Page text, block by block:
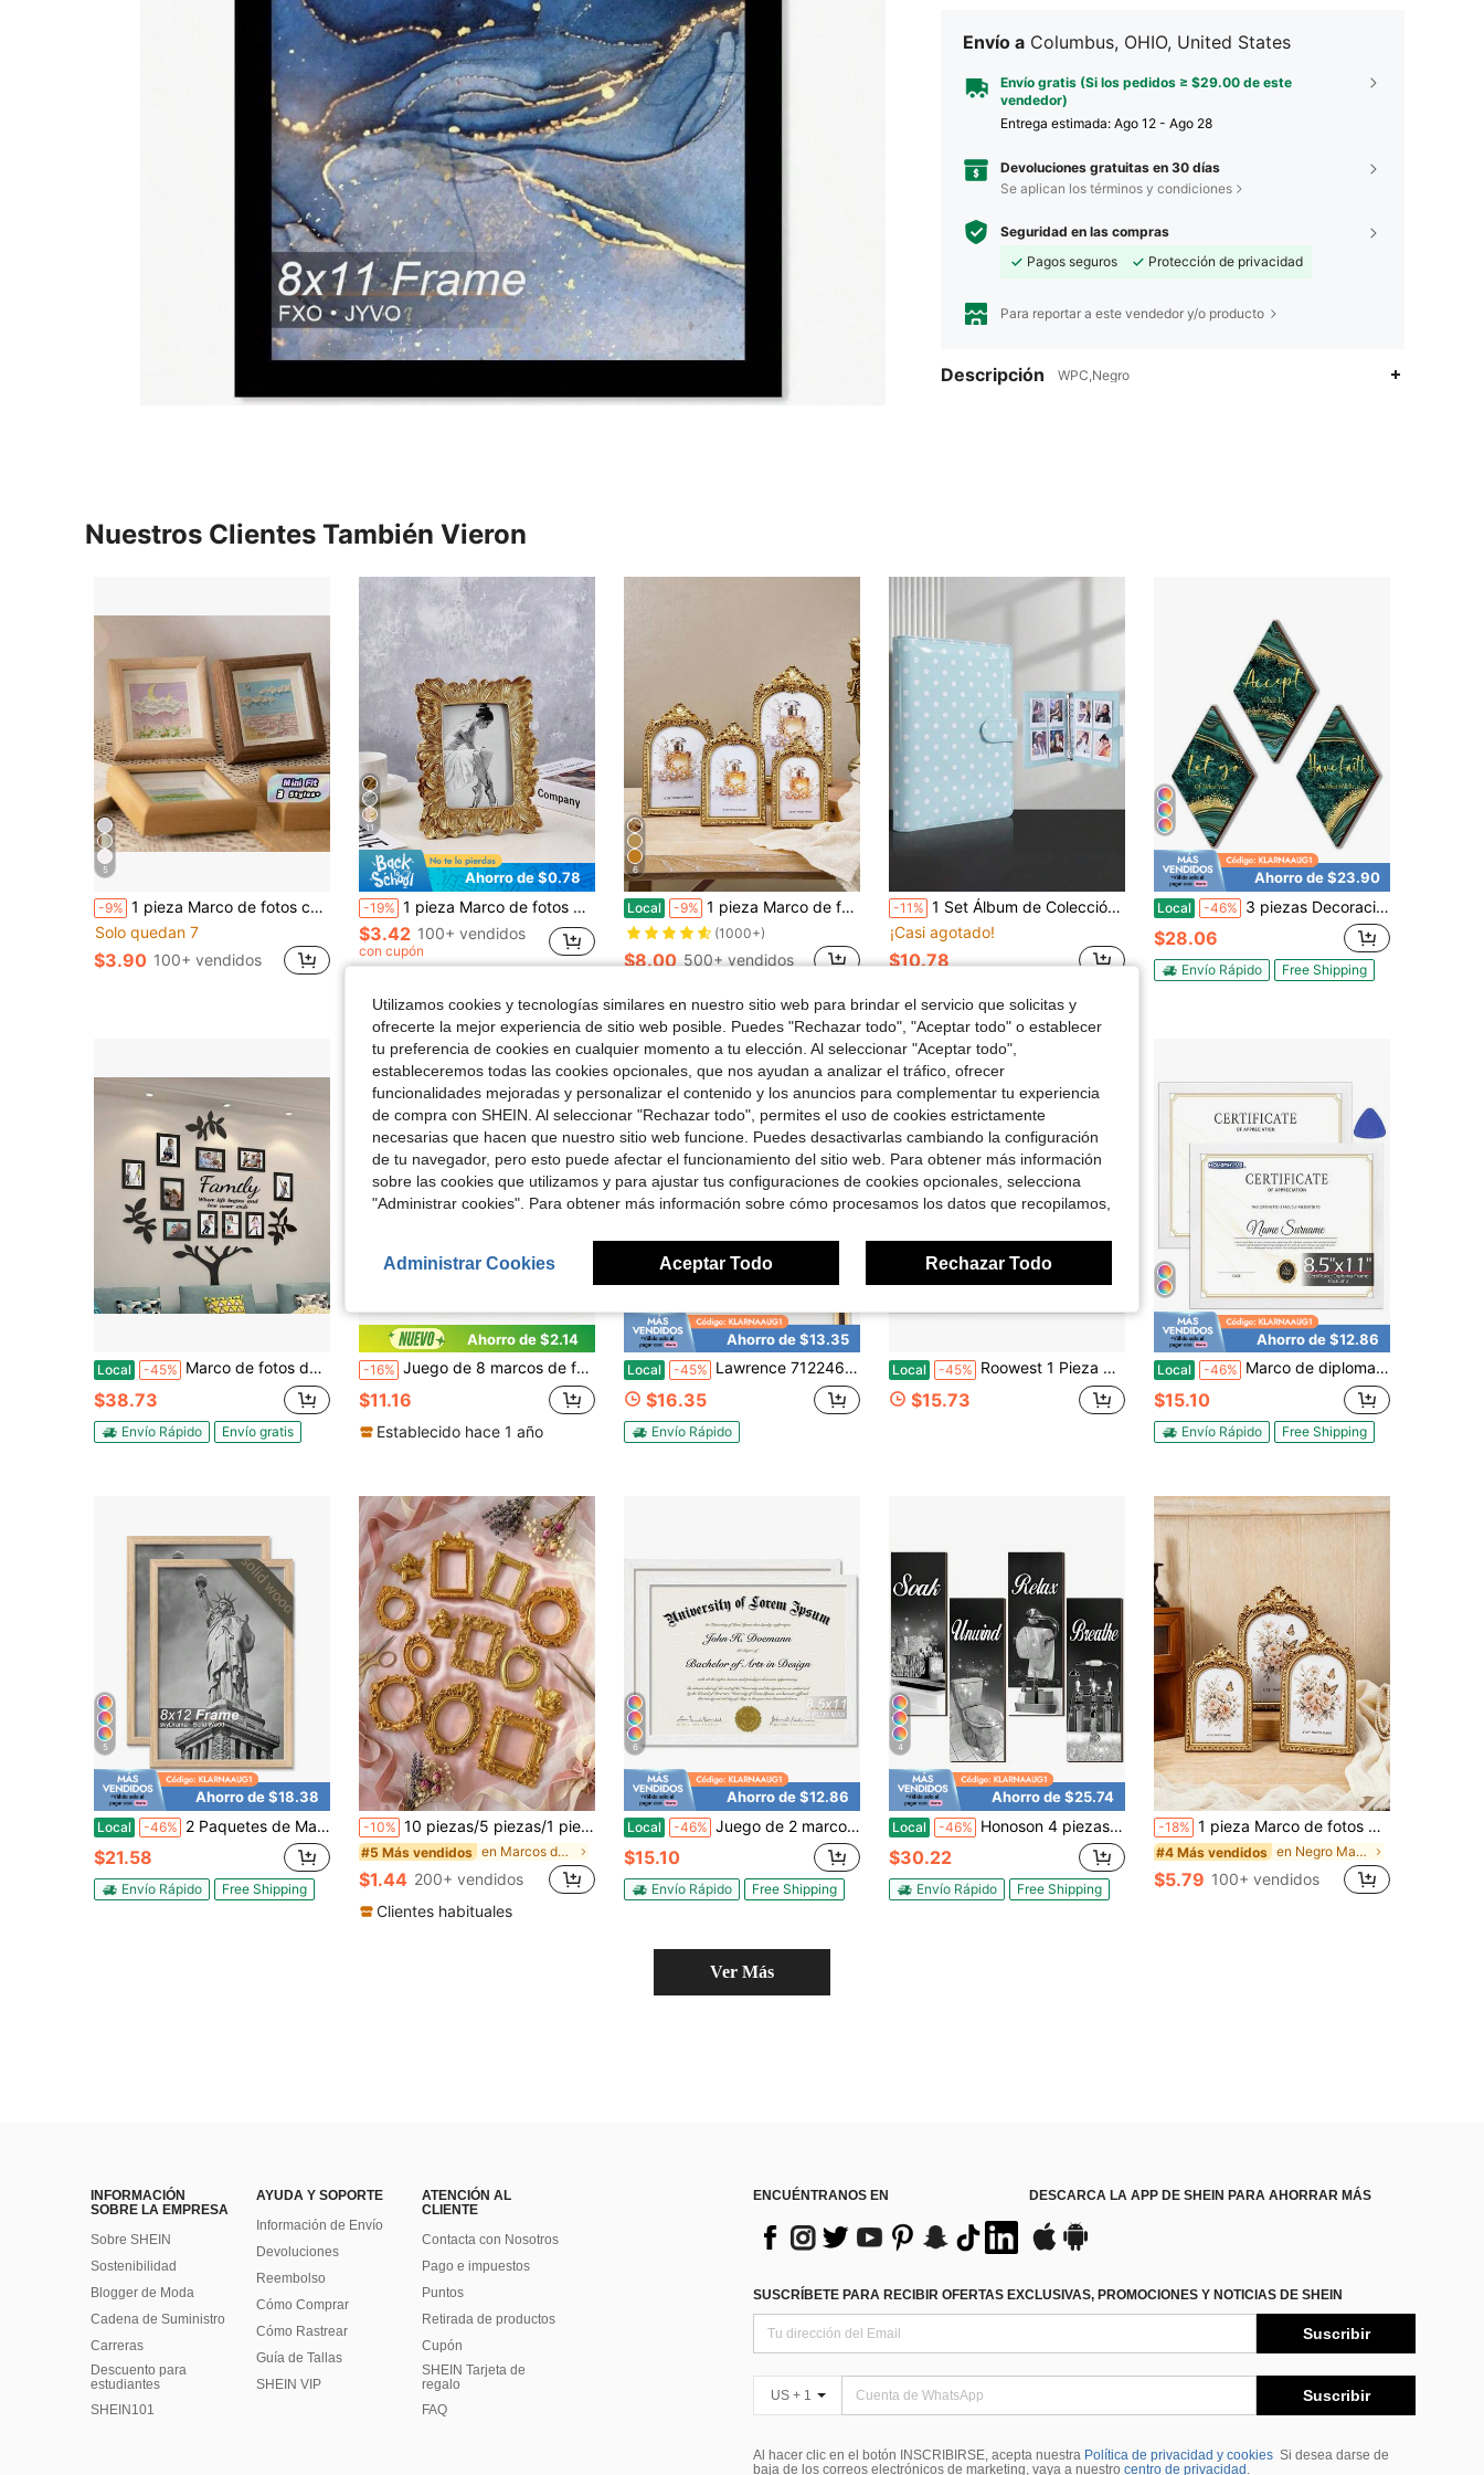
Envío a Columbus, OHIO, United States
Envío gratis (Si los pedidos ≥ $29.00 de este
vendedor)
Entrega estimada: Ago 12 - Ago 28
Devoluciones gratuitas en 30 días
Se aplican los términos y condiciones
Seguridad en las compras
Pagos seguros
Protección de privacidad
Para reportar a este vendedor y/o producto
Descripción WPC,Negro
Nuestros Clientes También Vieron
5
-9% 1 pieza Marco de fotos cuadrado hueco de madera de 4 pulgadas para manualidades o bordados, marco de fotos de sobremesa para regalos de cumpleaños o graduación
Solo quedan 7
$3.90 100+ vendidos
11
Ahorro de $0.78
-19% 1 pieza Marco de fotos de resina hecho a mano con diseño retro de hoja de palma dorada vintage, adecuado para decoración de pared y escritorio, ideal para decoración del hogar, decoración de dormitorio, oficina y estudiante, almacenamiento, decoración de boda, decoración de casa, decoración de fiesta, mejor regalo
$3.42 100+ vendidos
con cupón
6
Local -9% 1 pieza Marco de fotos decorativo de estilo europeo con encaje dorado arqueado y papel interior aleatorio, marco arqueado rococó, marco vertical montado en la pared, marco de fotos dorado, marco de fotos de boda, marco de fotos de lujo, exhibición de escritorio para niñas, adecuado para exhibición de fotos y decoración del hogar, marco de fotos de regalo, marco de fotografía
(1000+)
$8.00 500+ vendidos
-11% 1 Set Álbum de Colección de Tarjetas con Carpeta de Hojas Sueltas a Lunares, Cuaderno Álbum de Fotos, Cubierta de PU A5 + 25 Piezas de Fundas Internas de 4 Rejillas para Tarjetas de Fotos, Álbum Familiar de Boda y Aniversario, Álbum de Almacenamiento de Tarjetas Fotográficas para Organización y Colección de Tarjetas Intercambiables
¡Casi agotado!
$10.78
Ahorro de $23.90
Local -46% 3 piezas Decoración de baño verde y dorado con citas "Aceptar, Dejar ir, Tener fe" Carteles rústicos y vintage de madera para colgar en el hogar, lavandería, sala de estar, dormitorio (30 x 18 cm)
$28.06
Envío Rápido Free Shipping
Local -45% Marco de fotos de collage de árbol genealógico de pared de acrílico 3D - Decoración de pared para sala de estar, decoración del hogar, grande de 47 * 47 pulgadas, negro
$38.73
Envío Rápido Envío gratis
Ahorro de $2.14
-16% Juego de 8 marcos de fotos magnéticos, marcos de fotos verticales de estilo vintage colorido, adecuados para refrigerador, cocina y decoración del hogar
$11.16
Establecido hace 1 año
Ahorro de $13.35
Local -45% Lawrence 712246 Marco de fotos de metal dorado de 4 pulgadas de ancho x 6 pulgadas de alto con diseño de bambú
$16.35
Envío Rápido
Local -45% Roowest 1 Pieza Marco de Fotos Conmemorativo de Cardenal Acrílico Magnético, 7 X 10 Pulgadas, Regalos de Condolencias por la Pérdida de un Ser Querido Fallecido, Regalos Conmemorativos de Duelo para Mamá, Papá, Decoración del Hogar Familiar
$15.73
Ahorro de $12.86
Local -46% Marco de diploma HOMERHYME, marcos de fotos blancos de 8.5 x 11 pulgadas, marco de certificado con plexiglás transparente, marcos de fotos, títulos, registros y revistas de 8.5 x 11 pulgadas para oficina, galería y decoración de pared del hogar, paquete de 2 unidades
$15.10
Envío Rápido Free Shipping
5
Ahorro de $18.38
Local -46% 2 Paquetes de Marcos de Madera Maciza Natural para Fotos de 8x12 Pulgadas, Exhibición Vertical y Horizontal de Pósteres y Fotos - Negro/8"X12"
$21.58
Envío Rápido Free Shipping
-10% 10 piezas/5 piezas/1 pieza Portafotos mini de estilo europeo vintage dorado, accesorios para fotografía de joyería, decoración de collares, accesorios de fondo para fotografía de joyería/Marco de fotos decorativo colgante/Marco de fotos decorativo
#5 Más vendidos en Marcos de fotos y álbumes de estilo barroco Álb
$1.44 200+ vendidos
Clientes habituales
6
Ahorro de $12.86
Local -46% Juego de 2 marcos de madera contrachapada de 8.5 x 11 pulgadas con acabado de grano de madera para exhibir documentos, certificados de premio, para pared y mesa - 2 unidades/Blanco/8.5x11
$15.10
Envío Rápido Free Shipping
4
Ahorro de $25.74
Local -46% Honoson 4 piezas Decoración de baño Cuadros de pared Estilo rústico Cuadros de pared Baño Sumérjase Relájese Respire Letrero colgante de madera para hogar, spa, lavandería (negro y plateado)
$30.22
Envío Rápido Free Shipping
-18% 1 pieza Marco de fotos decorativo con marco curvo dorado de estilo europeo vintage, con un papel interior aleatorio, para decoración del hogar, exhibición de fotos y regalos de cumpleaños y graduación
#4 Más vendidos en Negro Marcos y portafotos
$5.79 100+ vendidos
Ver Más
INFORMACIÓN
SOBRE LA EMPRESA
Sobre SHEIN
Sostenibilidad
Blogger de Moda
Cadena de Suministro
Carreras
Descuento para
estudiantes
SHEIN101
AYUDA Y SOPORTE
Información de Envío
Devoluciones
Reembolso
Cómo Comprar
Cómo Rastrear
Guía de Tallas
SHEIN VIP
ATENCIÓN AL
CLIENTE
Contacta con Nosotros
Pago e impuestos
Puntos
Retirada de productos
Cupón
SHEIN Tarjeta de
regalo
FAQ
ENCUÉNTRANOS EN DESCARCA LA APP DE SHEIN PARA AHORRAR MÁS
SUSCRÍBETE PARA RECIBIR OFERTAS EXCLUSIVAS, PROMOCIONES Y NOTICIAS DE SHEIN
Suscribir
US + 1 Suscribir
Al hacer clic en el botón INSCRIBIRSE, acepta nuestra Política de privacidad y cookies Si desea darse de
baja de los correos electrónicos de marketing, vaya a nuestro centro de privacidad .
Utilizamos cookies y tecnologías similares en nuestro sitio web para brindar el servicio que solicitas y
ofrecerte la mejor experiencia de sitio web posible. Puedes "Rechazar todo", "Aceptar todo" o establecer
tu preferencia de cookies en cualquier momento a tu elección. Al seleccionar "Aceptar todo",
estableceremos todas las cookies opcionales, que nos ayudan a analizar el tráfico, ofrecer
funcionalidades mejoradas y personalizar el contenido y los anuncios para complementar tu experiencia
de compra con SHEIN. Al seleccionar "Rechazar todo", permites el uso de cookies estrictamente
necesarias que hacen que nuestro sitio web funcione. Puedes desactivarlas cambiando la configuración
de tu navegador, pero esto puede afectar el funcionamiento del sitio web. Para obtener más información
sobre las cookies que utilizamos y para ajustar tus configuraciones de cookies opcionales, selecciona
"Administrar cookies". Para obtener más información sobre cómo procesamos los datos que recopilamos,
Administrar Cookies Aceptar Todo Rechazar Todo